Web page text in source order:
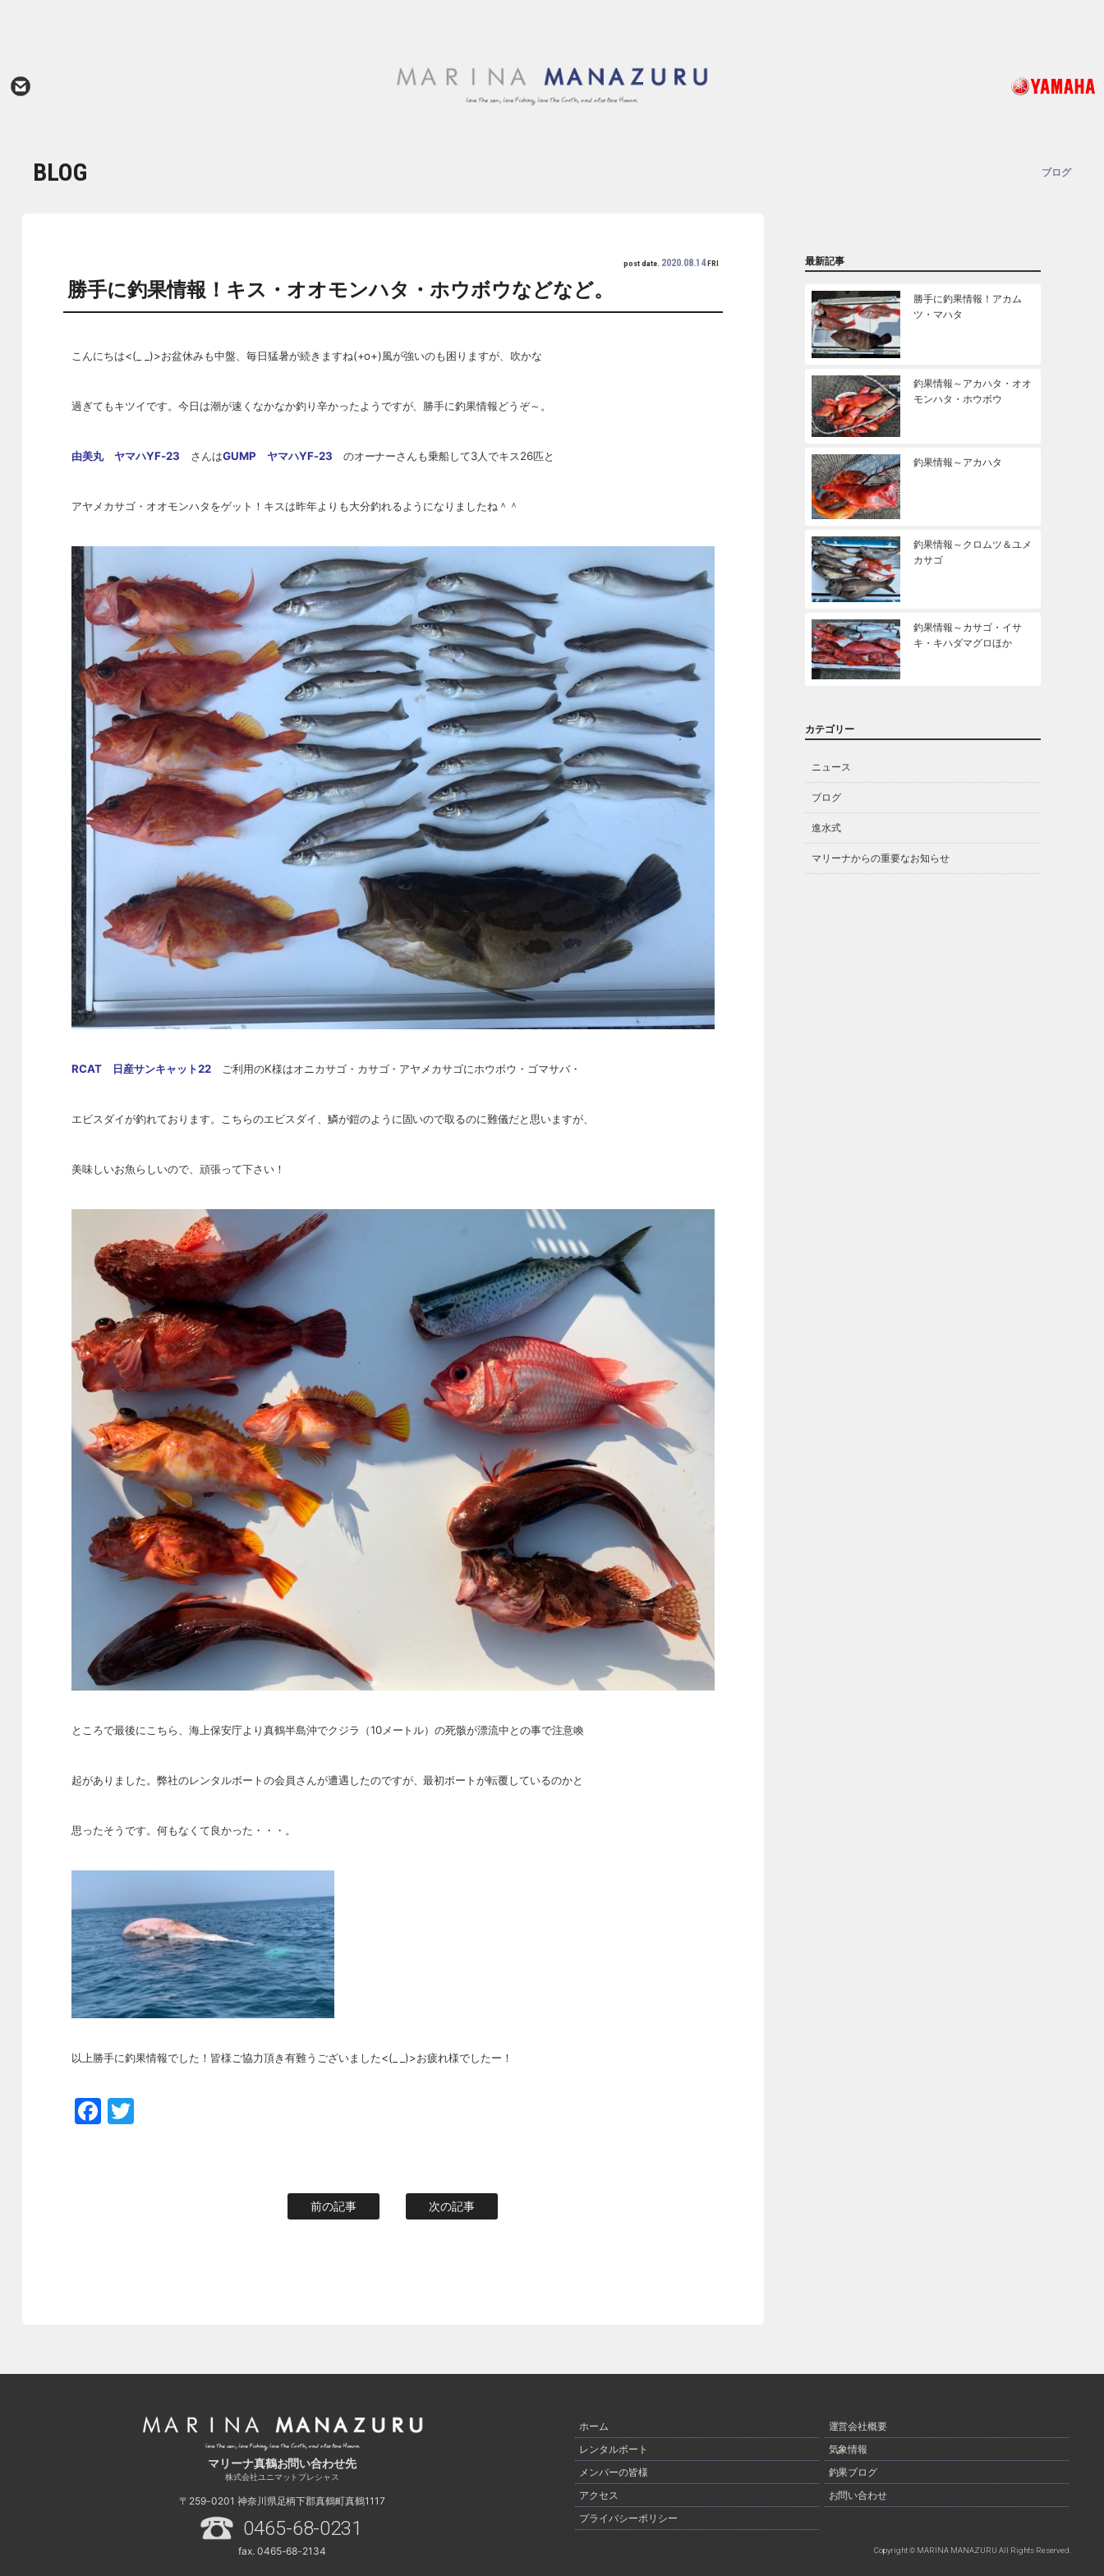
BLOG ブログ
post date. 2020.08.14FRI
勝手に釣果情報！キス・オオモンハタ・ホウボウなどなど。
こんにちは<(_ _)>お盆休みも中盤、毎日猛暑が続きますね(+o+)風が強いのも困りますが、吹かな
過ぎてもキツイです。今日は潮が速くなかなか釣り辛かったようですが、勝手に釣果情報どうぞ～。
由美丸 ヤマハYF-23 さんはGUMP ヤマハYF-23 のオーナーさんも乗船して3人でキス26匹と
アヤメカサゴ・オオモンハタをゲット！キスは昨年よりも大分釣れるようになりましたね＾＾
RCAT 日産サンキャット22ご利用のK様はオニカサゴ・カサゴ・アヤメカサゴにホウボウ・ゴマサバ・
エビスダイが釣れております。こちらのエビスダイ、鱗が鎧のように固いので取るのに難儀だと思いますが、
美味しいお魚らしいので、頑張って下さい！
ところで最後にこちら、海上保安庁より真鶴半島沖でクジラ（10メートル）の死骸が漂流中との事で注意喚
起がありました。弊社のレンタルボートの会員さんが遭遇したのですが、最初ボートが転覆しているのかと
思ったそうです。何もなくて良かった・・・。
以上勝手に釣果情報でした！皆様ご協力頂き有難うございました<(_ _)>お疲れ様でしたー！
Facebook
Twitter
前の記事 次の記事
最新記事
勝手に釣果情報！アカム
ツ・マハタ
釣果情報～アカハタ・オオ
モンハタ・ホウボウ
釣果情報～アカハタ
釣果情報～クロムツ＆ユメ
カサゴ
釣果情報～カサゴ・イサ
キ・キハダマグロほか
カテゴリー
ニュース
ブログ
進水式
マリーナからの重要なお知らせ
マリーナ真鶴お問い合わせ先
株式会社ユニマットプレシャス
〒259-0201 神奈川県足柄下郡真鶴町真鶴1117
0465-68-0231
fax. 0465-68-2134
ホーム
運営会社概要
レンタルボート
気象情報
メンバーの皆様
釣果ブログ
アクセス
お問い合わせ
プライバシーポリシー
Copyright © MARINA MANAZURU All Rights Reserved.